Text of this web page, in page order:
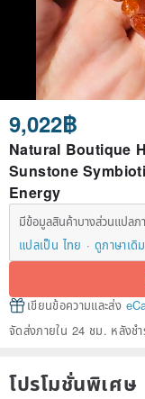
9,022฿
Natural Boutique
Sunstone
Energy
มีข้อมูลสินค้าบางส่วนแปลภ
แปลเป็น ไทย
ดูภาษาเดิ
เขียนข้อความและส่ง
จัดส่งภายใน 24 ชม. หลังช
โปรโมชั่นพิเศษ